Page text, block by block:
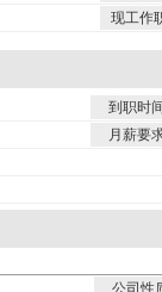
现工作
到职时
月薪要
公司性